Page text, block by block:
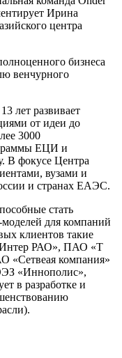
Ирина
центра
бизнеса
венчурного
лет развивает
от идеи до
3000
ЕЦИ и
В фокусе Центра
вузами и
и странах ЕАЭС.
стать
для компаний
клиентов такие
РАО», ПАО «Т
«Сетвеая компания»
«Иннополис»,
в разработке и